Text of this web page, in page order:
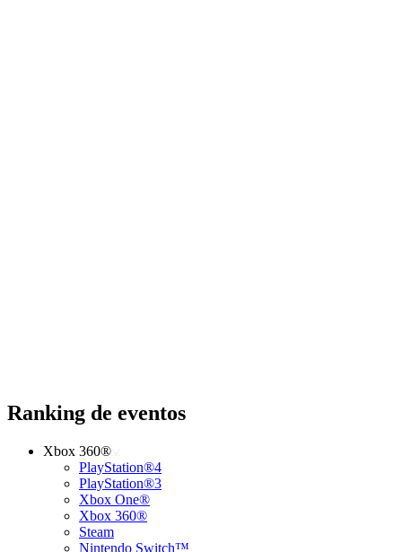
Ranking de eventos
Xbox 360®
PlayStation®4
PlayStation®3
Xbox One®
Xbox 360®
Steam
Nintendo Switch™